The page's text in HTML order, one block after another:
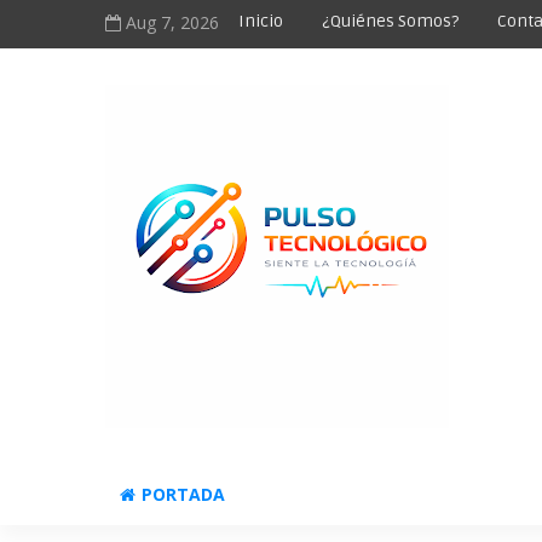
Aug 7, 2026 Inicio ¿Quiénes Somos?
PORTADA